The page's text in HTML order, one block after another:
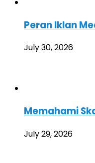
Peran Iklan
July 30, 2026
Memahami
July 29, 2026